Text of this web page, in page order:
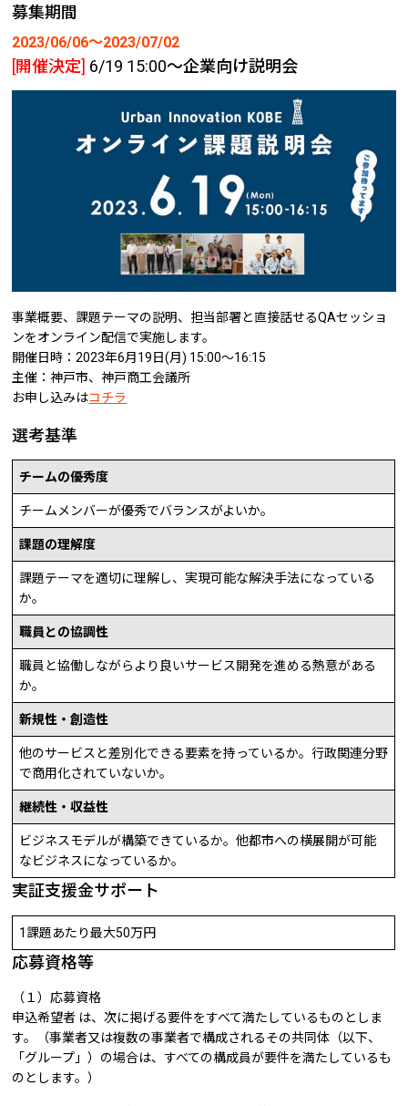
募集期間
2023/06/06〜2023/07/02
[開催決定] 6/19 15:00〜企業向け説明会
事業概要、課題テーマの説明、担当部署と直接話せるQAセッショ
ンをオンライン配信で実施します。
開催日時：2023年6月19日(月) 15:00〜16:15
主催：神戸市、神戸商工会議所
お申し込みはコチラ
選考基準
チームの優秀度
チームメンバーが優秀でバランスがよいか。
課題の理解度
課題テーマを適切に理解し、実現可能な解決手法になっている
か。
職員との協調性
職員と協働しながらより良いサービス開発を進める熱意がある
か。
新規性・創造性
他のサービスと差別化できる要素を持っているか。行政関連分野
で商用化されていないか。
継続性・収益性
ビジネスモデルが構築できているか。他都市への横展開が可能
なビジネスになっているか。
実証支援金サポート
1課題あたり最大50万円
応募資格等
（１）応募資格
申込希望者 は、次に掲げる要件をすべて満たしているものとしま
す。（事業者又は複数の事業者で構成されるその共同体（以下、
「グループ」）の場合は、すべての構成員が要件を満たしているも
のとします。）